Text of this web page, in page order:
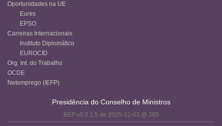
Oportunidades na UE
Eures
EPSO
Carreiras Internacionais
Instituto Diplomático
EUROCID
Org. Int. do Trabalho
OCDE
Netemprego (IEFP)
Presidência do Conselho de Ministros
BEP v5.0.1.5 de 2025-12-03 @ 265